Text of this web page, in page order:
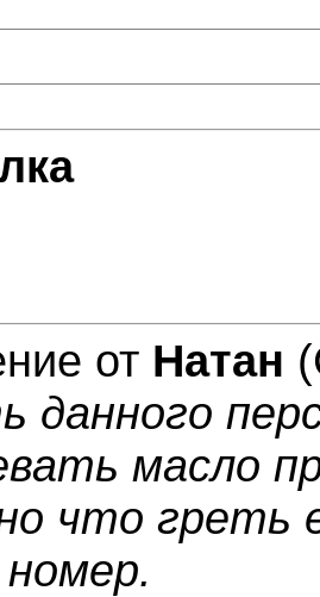
от Натан
данного
масло
что греть